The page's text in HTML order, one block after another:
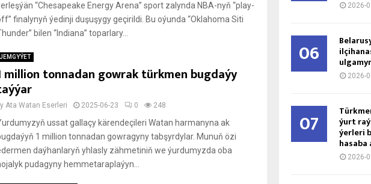
“Chesapeake Energy Arena” sport zalynda NBA-nyň “play-
finalynyň ýedinji duşuşygy geçirildi. Bu oýunda “Oklahoma Siti
bilen “Indiana” toparlary...
JEMGYÝET
million tonnadan gowrak türkmen bugdaýy
Ata Watan Eserleri 2025-06-23 0 248
ussat gallaçy kärendeçileri Watan harmanyna ak
1 million tonnadan gowragyny tabşyrdylar. Munuň özi
daýhanlaryň yhlasly zähmetiniň we ýurdumyzda oba
pudagyny hemmetaraplaýyn...
2026-
06
2026-
07 ýurt
ýerleri
hasaba
2026-